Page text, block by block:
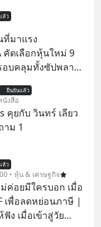
า UNHEARD
รับชมกว่า 26
ล้ว
ที่มาแรง
คัดเลือกหุ้นใหม่ 9
อบคลุมทั้งซัปพลาย
าธรรมเนียมซื้อ |
ฟรีค่าธรรมเนียม
ยืนยันแล้ว
นังสือ
คุยกับ วินทร์ เลียว
ม 1
ล้ว
• หุ้น & เศรษฐกิจ
ค่อยมีใครบอก เมื่อ
เพื่อลดหย่อนภาษี |
ง เมื่อเข้าสู่วัย